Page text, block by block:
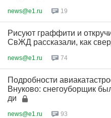
news@e1.ru 19
Рисуют граффити и
СвЖД рассказали, как
news@e1.ru 74
Подробности
Внуково: снегоуборщик
ди
news@e1.ru 93